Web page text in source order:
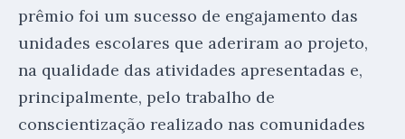
prêmio foi um sucesso de engajamento das
unidades escolares que aderiram ao projeto,
na qualidade das atividades apresentadas e,
principalmente, pelo trabalho de
conscientização realizado nas comunidades